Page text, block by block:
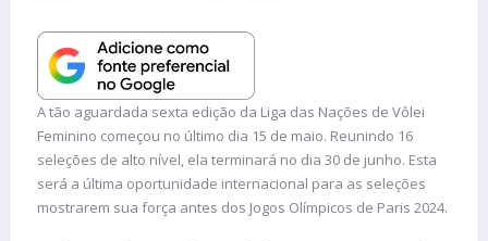
A tão aguardada sexta edição da Liga das Nações de Vôlei
Feminino começou no último dia 15 de maio. Reunindo 16
seleções de alto nível, ela terminará no dia 30 de junho. Esta
será a última oportunidade internacional para as seleções
mostrarem sua força antes dos Jogos Olímpicos de Paris 2024.